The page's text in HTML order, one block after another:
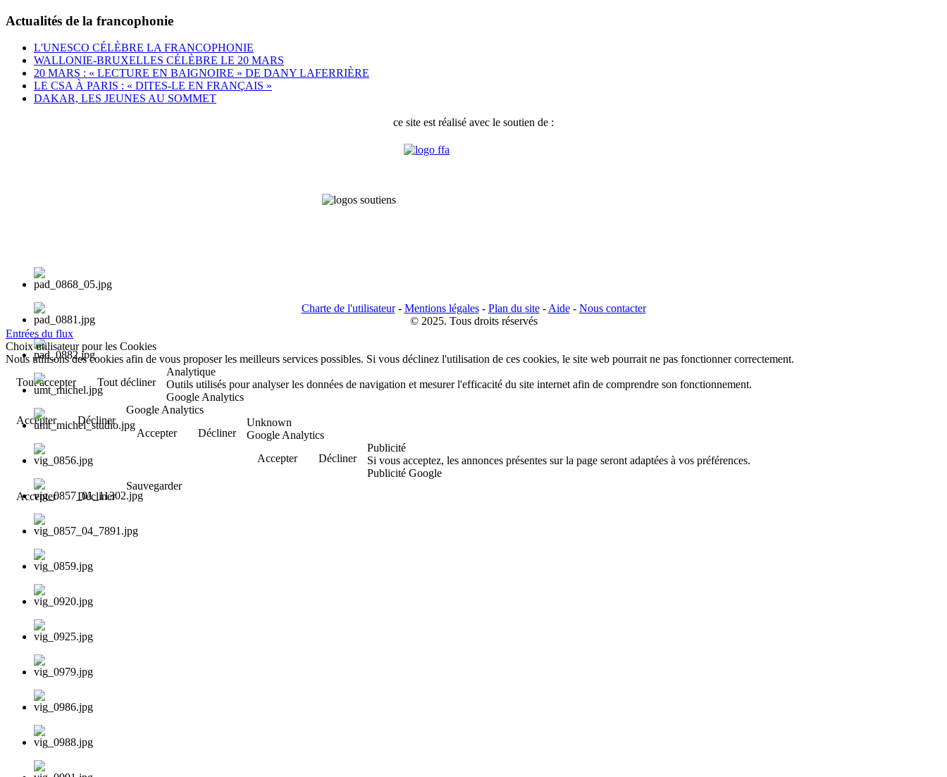
Actualités de la francophonie
L'UNESCO CÉLÈBRE LA FRANCOPHONIE
WALLONIE-BRUXELLES CÉLÈBRE LE 20 MARS
20 MARS : « LECTURE EN BAIGNOIRE » DE DANY LAFERRIÈRE
LE CSA À PARIS : « DITES-LE EN FRANÇAIS »
DAKAR, LES JEUNES AU SOMMET
ce site est réalisé avec le soutien de :
Charte de l'utilisateur- Mentions légales- Plan du site- Aide- Nous contacter
© 2025. Tous droits réservés
Entrées du flux
Choix utilisateur pour les Cookies
Nous utilisons des cookies afin de vous proposer les meilleurs services possibles. Si vous déclinez l'utilisation de ces cookies, le site web pourrait ne pas fonctionner correctement.
Tout accepter
Tout décliner
Analytique
Outils utilisés pour analyser les données de navigation et mesurer l'efficacité du site internet afin de comprendre son fonctionnement.
Google Analytics
Accepter
Décliner
Google Analytics
Accepter
Décliner
Unknown
Google Analytics
Accepter
Décliner
Publicité
Si vous acceptez, les annonces présentes sur la page seront adaptées à vos préférences.
Publicité Google
Accepter
Décliner
Sauvegarder